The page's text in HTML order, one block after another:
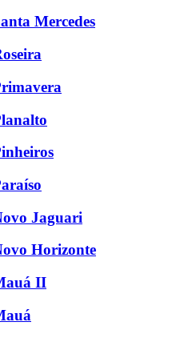
Mercedes
Jaguari
Horizonte
II